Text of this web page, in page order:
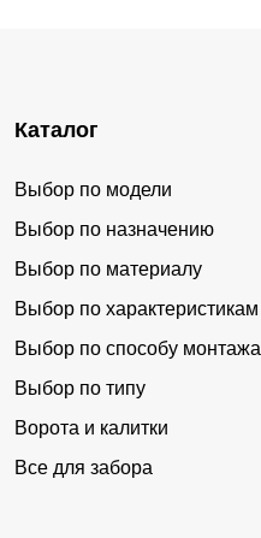
Каталог
Выбор по модели
Выбор по назначению
Выбор по материалу
Выбор по характеристикам
Выбор по способу монтажа
Выбор по типу
Ворота и калитки
Все для забора